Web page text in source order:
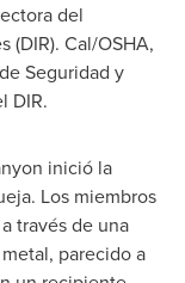
del
(DIR). Cal/OSHA,
Seguridad y
DIR.
inició la
Los miembros
través de una
parecido a